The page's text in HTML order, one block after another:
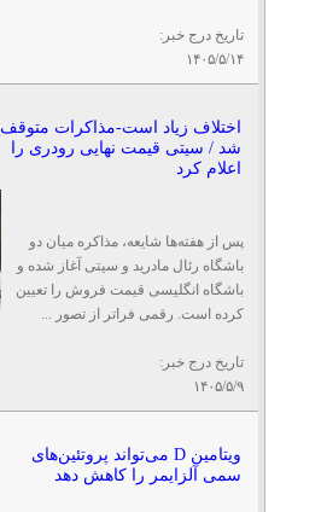
تاریخ درج خبر:
۱۴۰۵/۵/۱۴
اختلاف زیاد است-مذاکرات متوقف
شد / سیتی قیمت نهایی رودری را
اعلام کرد
پس از هفته‌ها شایعه، مذاکره میان دو
باشگاه رئال مادرید و سیتی آغاز شده و
باشگاه انگلیسی قیمت فروش را تعیین
کرده است. رقمی فراتر از تصور ...
تاریخ درج خبر:
۱۴۰۵/۵/۹
ویتامین D می‌تواند پروتئین‌های
سمی آلزایمر را کاهش دهد